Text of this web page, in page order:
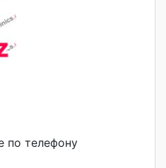
по телефону